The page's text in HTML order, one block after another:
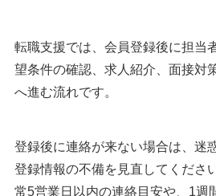
転職支援では、会員登録後に担当
望条件の確認、求人紹介、面接対
へ進む流れです。
登録後に連絡が来ない場合は、迷
登録情報の不備を見直してくださ
常5営業日以内の連絡目安や、1週